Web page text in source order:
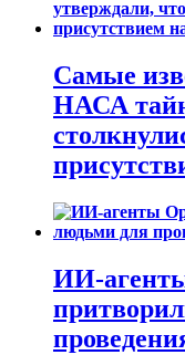
Самые
НАСА
ИИ-